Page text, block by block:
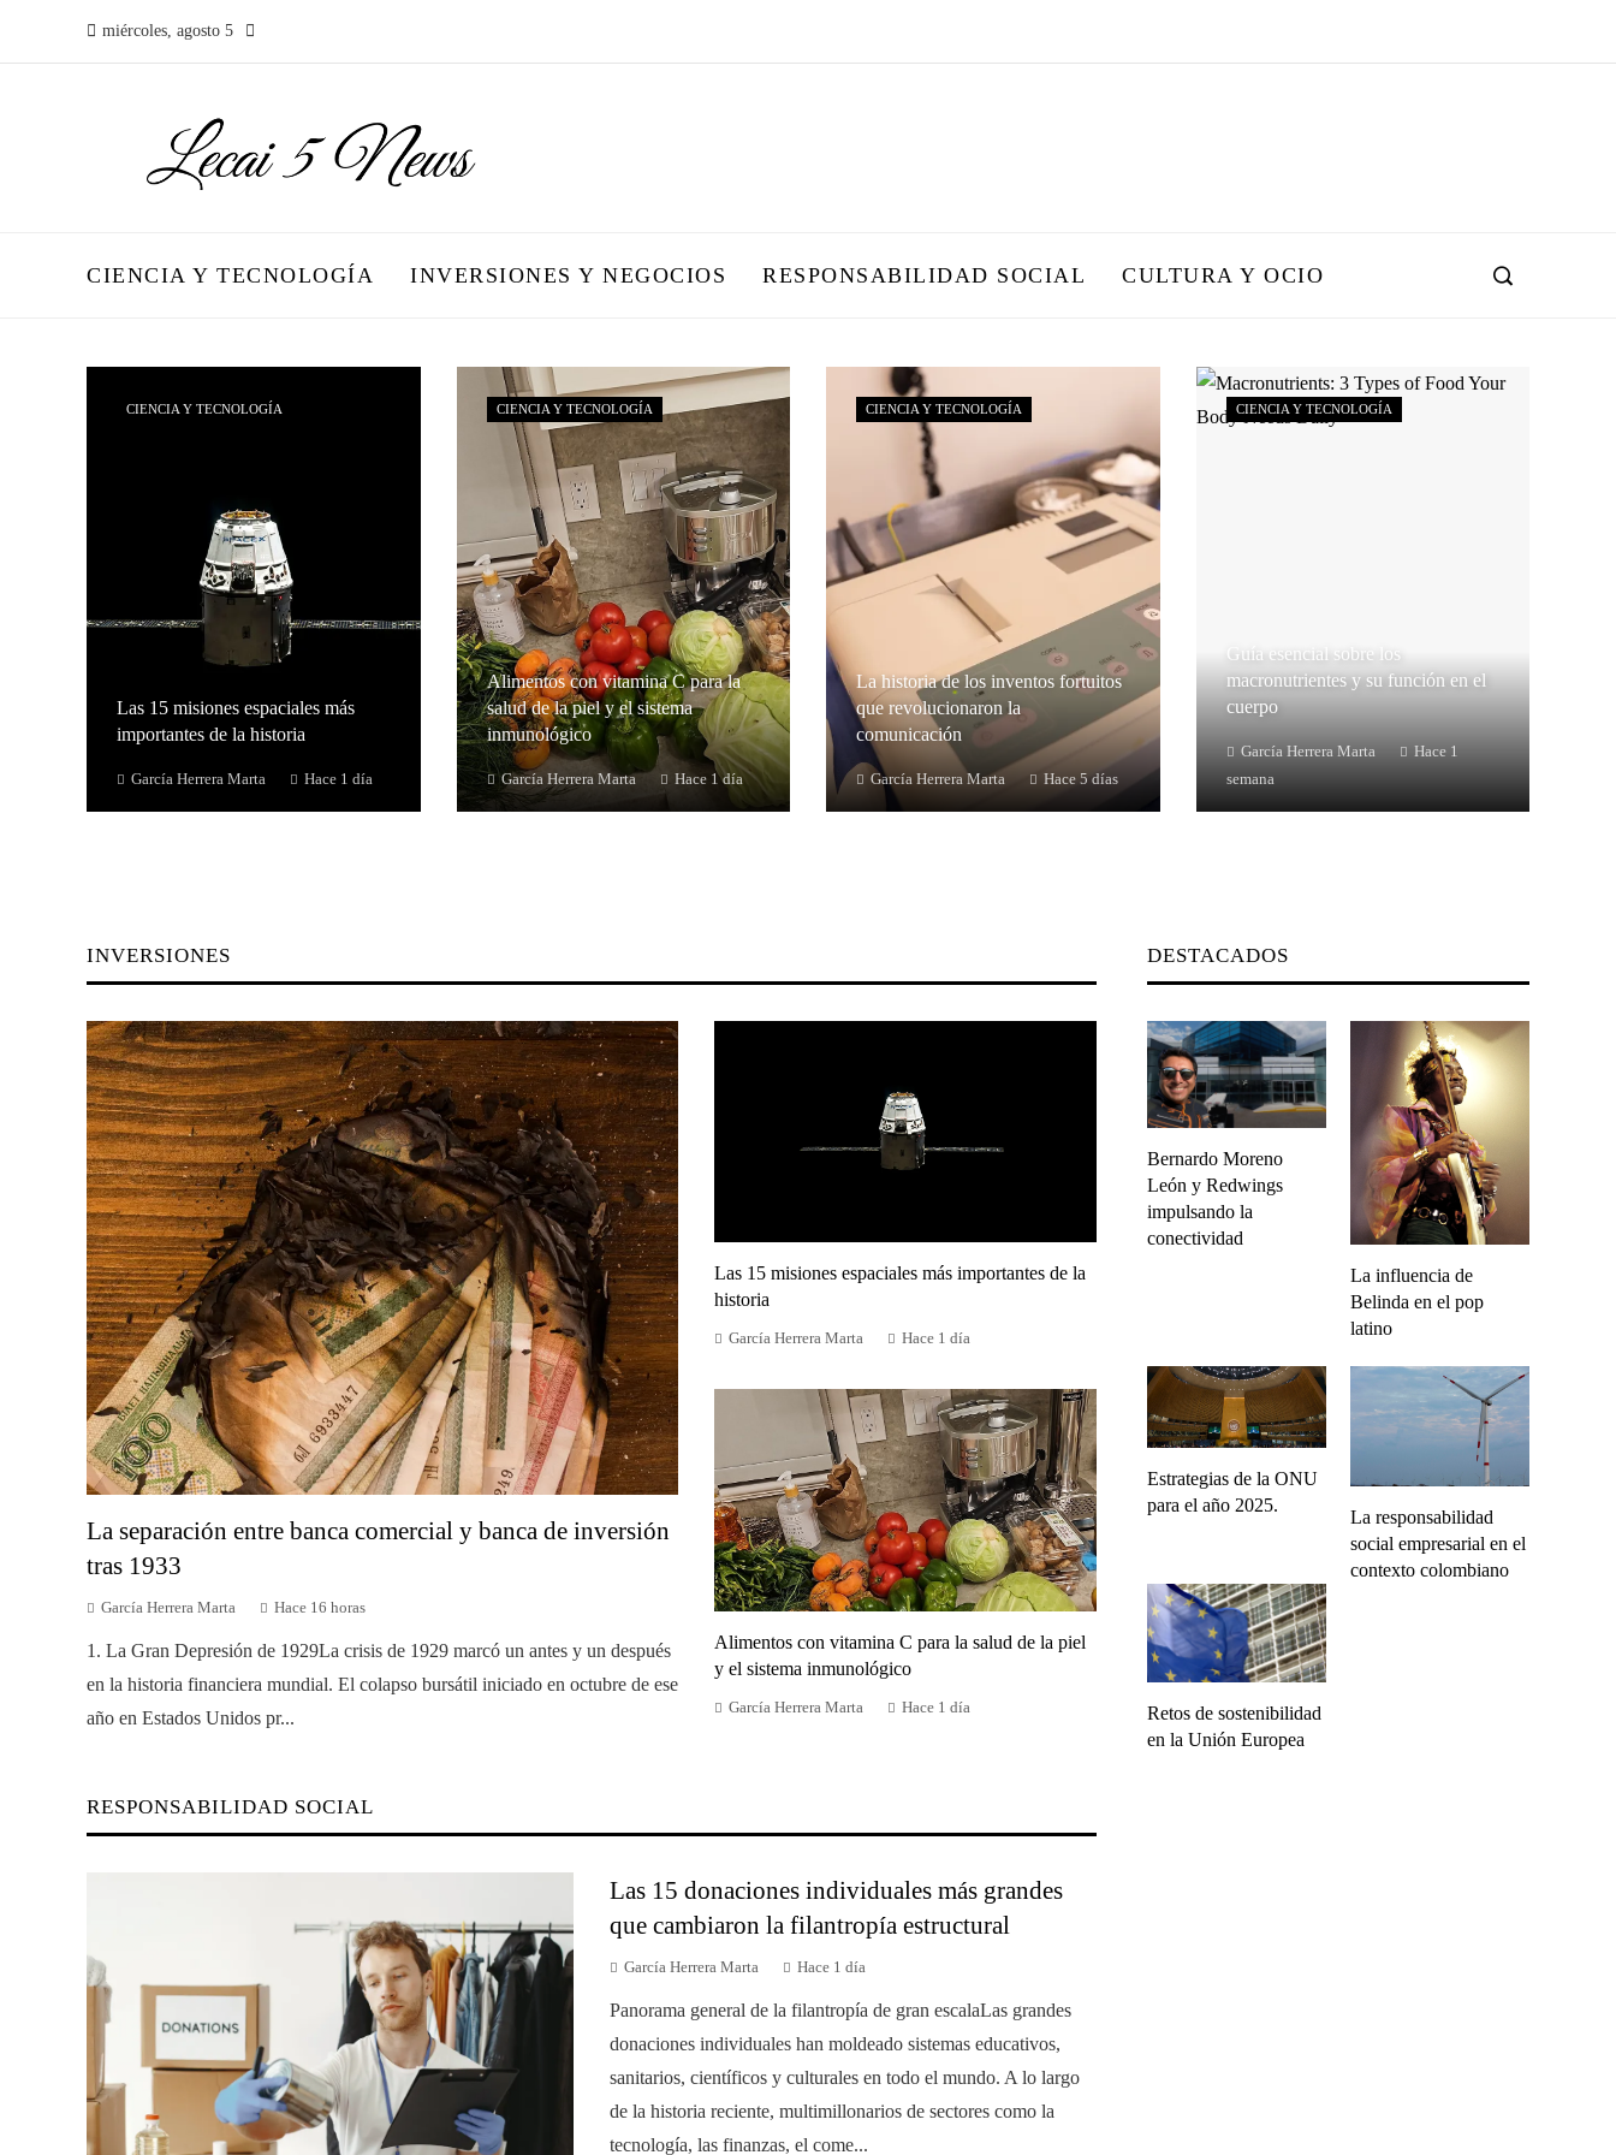
miércoles, agosto 5
CIENCIA Y TECNOLOGÍA INVERSIONES Y NEGOCIOS RESPONSABILIDAD SOCIAL CULTURA Y OCIO
CIENCIA Y TECNOLOGÍA
Las 15 misiones espaciales más
importantes de la historia
García Herrera Marta Hace 1 día
CIENCIA Y TECNOLOGÍA
Alimentos con vitamina C para la
salud de la piel y el sistema
inmunológico
García Herrera Marta Hace 1 día
CIENCIA Y TECNOLOGÍA
La historia de los inventos fortuitos
que revolucionaron la
comunicación
García Herrera Marta Hace 5 días
CIENCIA Y TECNOLOGÍA
Guía esencial sobre los
macronutrientes y su función en el
cuerpo
García Herrera Marta
Hace 1
semana
INVERSIONES
La separación entre banca comercial y banca de inversión
tras 1933
García Herrera Marta Hace 16 horas
1. La Gran Depresión de 1929La crisis de 1929 marcó un antes y un después
en la historia financiera mundial. El colapso bursátil iniciado en octubre de ese
año en Estados Unidos pr...
Las 15 misiones espaciales más importantes de la
historia
García Herrera Marta Hace 1 día
Alimentos con vitamina C para la salud de la piel
y el sistema inmunológico
García Herrera Marta Hace 1 día
RESPONSABILIDAD SOCIAL
Las 15 donaciones individuales más grandes
que cambiaron la filantropía estructural
García Herrera Marta Hace 1 día
Panorama general de la filantropía de gran escalaLas grandes
donaciones individuales han moldeado sistemas educativos,
sanitarios, científicos y culturales en todo el mundo. A lo largo
de la historia reciente, multimillonarios de sectores como la
tecnología, las finanzas, el come...
DESTACADOS
Bernardo Moreno
León y Redwings
impulsando la
conectividad
La influencia de
Belinda en el pop
latino
Estrategias de la ONU
para el año 2025.
La responsabilidad
social empresarial en el
contexto colombiano
Retos de sostenibilidad
en la Unión Europea